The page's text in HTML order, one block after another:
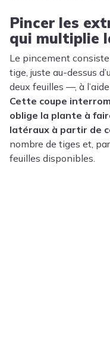
Pincer les
qui multiplie
Le pincement consiste
tige, juste au-dessus
deux feuilles —, à
Cette coupe
oblige la plante à
latéraux à partir de
nombre de tiges et,
feuilles disponibles.